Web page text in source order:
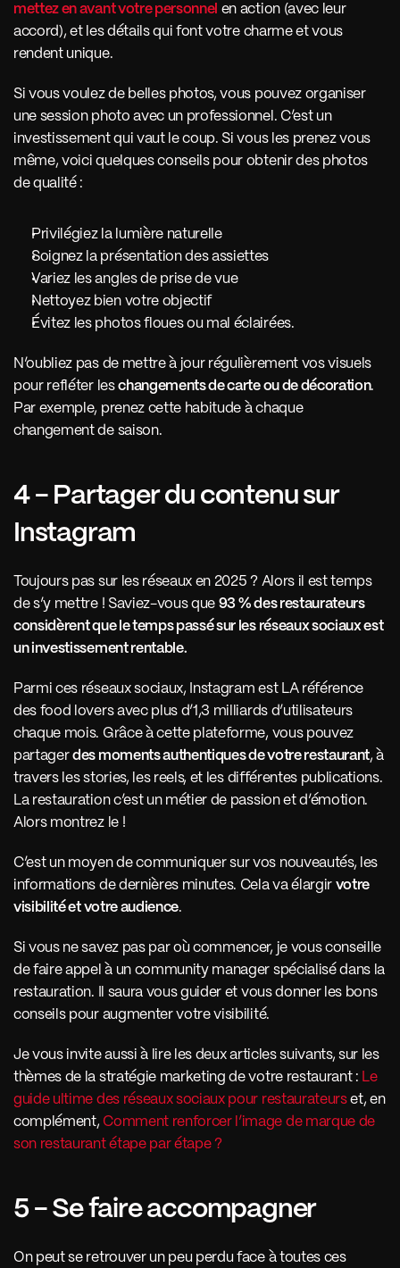
mettez en avant votre personnel en action (avec leur
accord), et les détails qui font votre charme et vous
rendent unique.
Si vous voulez de belles photos, vous pouvez organiser
une session photo avec un professionnel. C’est un
investissement qui vaut le coup. Si vous les prenez vous
même, voici quelques conseils pour obtenir des photos
de qualité :
Privilégiez la lumière naturelle
Soignez la présentation des assiettes
Variez les angles de prise de vue
Nettoyez bien votre objectif
Évitez les photos floues ou mal éclairées.
N’oubliez pas de mettre à jour régulièrement vos visuels
pour refléter les changements de carte ou de décoration.
Par exemple, prenez cette habitude à chaque
changement de saison.
4 - Partager du contenu sur
Instagram
Toujours pas sur les réseaux en 2025 ? Alors il est temps
de s’y mettre ! Saviez-vous que 93 % des restaurateurs
considèrent que le temps passé sur les réseaux sociaux est
un investissement rentable.
Parmi ces réseaux sociaux, Instagram est LA référence
des food lovers avec plus d’1,3 milliards d’utilisateurs
chaque mois. Grâce à cette plateforme, vous pouvez
partager des moments authentiques de votre restaurant, à
travers les stories, les reels, et les différentes publications.
La restauration c’est un métier de passion et d’émotion.
Alors montrez le !
C’est un moyen de communiquer sur vos nouveautés, les
informations de dernières minutes. Cela va élargir votre
visibilité et votre audience.
Si vous ne savez pas par où commencer, je vous conseille
de faire appel à un community manager spécialisé dans la
restauration. Il saura vous guider et vous donner les bons
conseils pour augmenter votre visibilité.
Je vous invite aussi à lire les deux articles suivants, sur les
thèmes de la stratégie marketing de votre restaurant : Le
guide ultime des réseaux sociaux pour restaurateurs et, en
complément, Comment renforcer l’image de marque de
son restaurant étape par étape ?
5 - Se faire accompagner
On peut se retrouver un peu perdu face à toutes ces